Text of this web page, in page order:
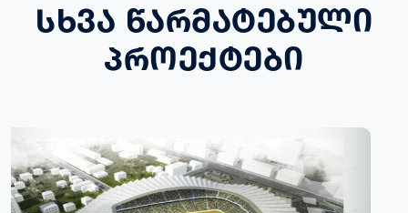
სხვა წარმატებული
პროექტები